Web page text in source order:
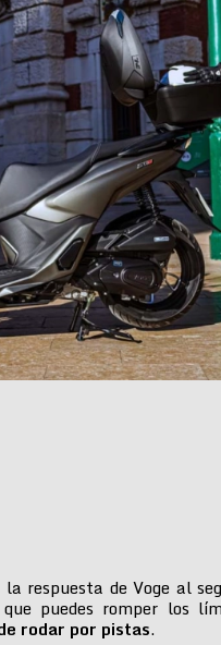
respuesta de Voge al
puedes romper los
rodar por pistas.